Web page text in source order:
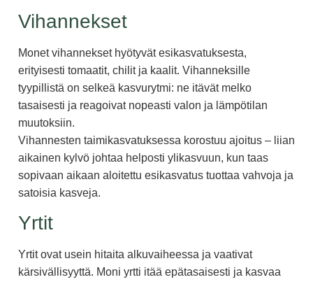
Vihannekset
Monet vihannekset hyötyvät esikasvatuksesta,
erityisesti tomaatit, chilit ja kaalit. Vihanneksille
tyypillistä on selkeä kasvurytmi: ne itävät melko
tasaisesti ja reagoivat nopeasti valon ja lämpötilan
muutoksiin.
Vihannesten taimikasvatuksessa korostuu ajoitus – liian
aikainen kylvö johtaa helposti ylikasvuun, kun taas
sopivaan aikaan aloitettu esikasvatus tuottaa vahvoja ja
satoisia kasveja.
Yrtit
Yrtit ovat usein hitaita alkuvaiheessa ja vaativat
kärsivällisyyttä. Moni yrtti itää epätasaisesti ja kasvaa